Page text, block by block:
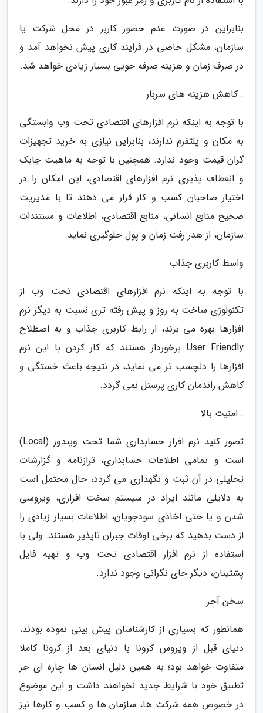
بنابراین در صورت عدم حضور کاربر در محل شرکت یا
سازمان، مشکل خاصی در فرایند کاری پیش نخواهد آمد و
در صرف زمان و هزینه صرفه جویی بسیار زیادی خواهد شد.
. کاهش هزینه های سربار
با توجه به اینکه نرم افزارهای اقتصادی تحت وب وابستگی
به مکان و پلتفرم ندارند، بنابراین نیازی به خرید تجهیزات
گران قیمت وجود ندارد. همچنین با توجه به ماهیت چابک
و انعطاف پذیری نرم افزارهای اقتصادی، این امکان را در
اختیار صاحبان کسب و کار قرار می دهند تا با مدیریت
صحیح منابع انسانی، منابع اقتصادی، اطلاعات و مستندات
سازمان، از هدر رفت زمان و پول جلوگیری نماید.
واسط کاربری جذاب
با توجه به اینکه نرم افزارهای اقتصادی تحت وب از
تکنولوژی ساخت به روز و پیش رفته تری نسبت به دیگر نرم
افزارها بهره می برند، از رابط کاربری جذاب و به اصطلاح
User Friendly برخوردار هستند که کار کردن با این نرم
افزارها را دلچسب تر می نماید، در نتیجه باعث خستگی و
کاهش راندمان کاری پرسنل نمی گردد.
. امنیت بالا
تصور کنید نرم افزار حسابداری شما تحت ویندوز (Local)
است و تمامی اطلاعات حسابداری، ترازنامه و گزارشات
تحلیلی در آن ثبت و نگهداری می گردد، حال محتمل است
به دلایلی مانند ایراد در سیستم سخت افزاری، ویروسی
شدن و یا حتی اخاذی سودجویان، اطلاعات بسیار زیادی را
از دست بدهید که برخی اوقات جبران ناپذیر هستند. ولی با
استفاده از نرم افزار اقتصادی تحت وب و تهیه فایل
پشتیبان، دیگر جای نگرانی وجود ندارد.
سخن آخر
همانطور که بسیاری از کارشناسان پیش بینی نموده بودند،
دنیای قبل از ویروس کرونا با دنیای بعد از کرونا کاملا
متفاوت خواهد بود؛ به همین دلیل انسان ها چاره ای جز
تطبیق خود با شرایط جدید نخواهند داشت و این موضوع
در خصوص همه شرکت ها، سازمان ها و کسب و کارها نیز